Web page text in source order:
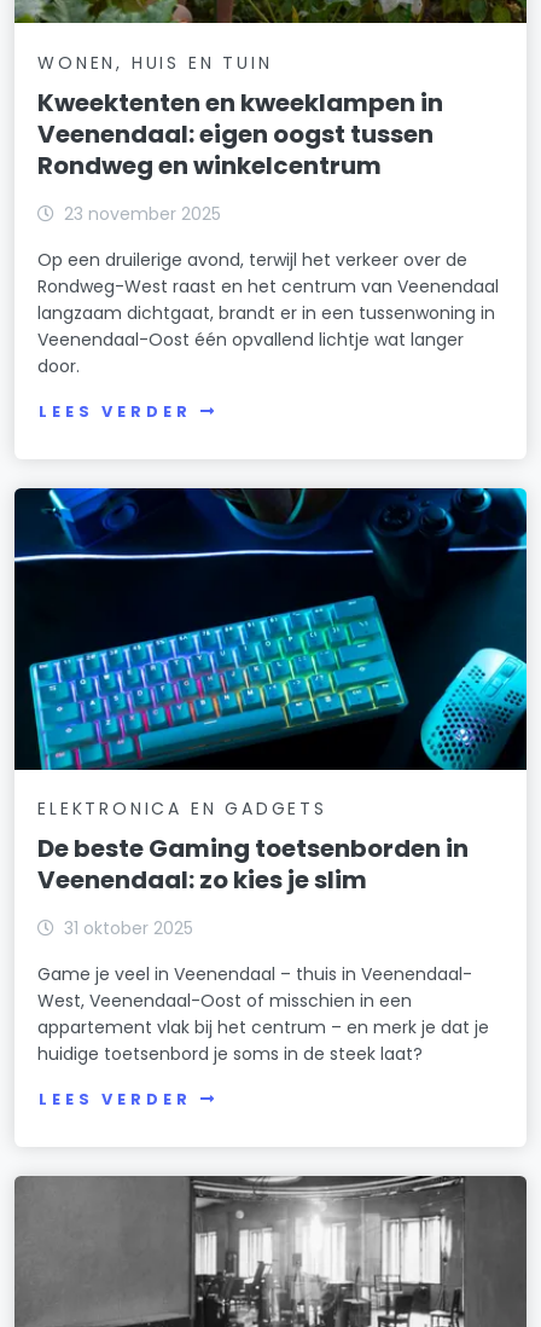
WONEN, HUIS EN TUIN
Kweektenten en kweeklampen in
Veenendaal: eigen oogst tussen
Rondweg en winkelcentrum
23 november 2025
Op een druilerige avond, terwijl het verkeer over de
Rondweg-West raast en het centrum van Veenendaal
langzaam dichtgaat, brandt er in een tussenwoning in
Veenendaal-Oost één opvallend lichtje wat langer
door.
LEES VERDER
ELEKTRONICA EN GADGETS
De beste Gaming toetsenborden in
Veenendaal: zo kies je slim
31 oktober 2025
Game je veel in Veenendaal – thuis in Veenendaal-
West, Veenendaal-Oost of misschien in een
appartement vlak bij het centrum – en merk je dat je
huidige toetsenbord je soms in de steek laat?
LEES VERDER